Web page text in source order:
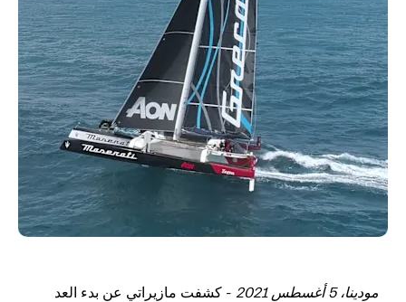
مودينا، 5 أغسطس 2021
- كشفت مازيراتي عن بدء العد